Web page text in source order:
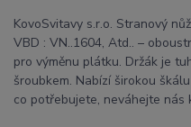
KovoSvitavy s.r.o. Stranový
VBD : VN..1604, Atd.. –
pro výměnu plátku. Držák je
šroubkem. Nabízí širokou
co potřebujete, neváhejte nás